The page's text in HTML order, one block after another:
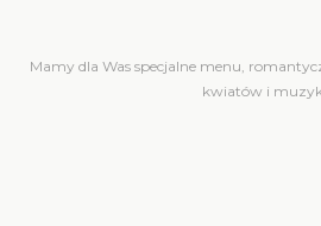
Mamy dla Was specjalne menu,
kwiatów i